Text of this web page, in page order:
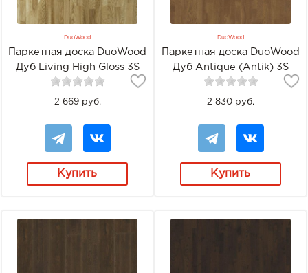
DuoWood
Паркетная доска DuoWood
Дуб Living High Gloss 3S
2 669 руб.
Купить
DuoWood
Паркетная доска DuoWood
Дуб Antique (Antik) 3S
2 830 руб.
Купить